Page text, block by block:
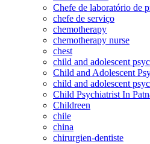
Chefe de laboratório de
chefe de serviço
chemotherapy
chemotherapy nurse
chest
child and adolescent
Child and Adolescent
child and adolescent
Child Psychiatrist In
Childreen
chile
china
chirurgien-dentiste